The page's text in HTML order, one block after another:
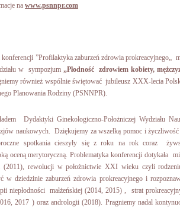
na www.psnnpr.com
”Profilaktyka zaburzeń zdrowia prokreacyjnego„
w sympozjum „Płodność zdrowiem kobiety,
również wspólnie świętować jubileusz XXX-lecia
Planowania Rodziny (PSNNPR).
Dydaktyki Ginekologiczno-Położniczej Wydziału
naukowych. Dziękujemy za wszelką pomoc i życzliwość
spotkania cieszyły się z roku na rok coraz
oceną merytoryczną. Problematyka konferencji dotykała
(2011), rewolucji w położnictwie XXI wieku czyli
dziedzinie zaburzeń zdrowia prokreacyjnego i
niepłodności małżeńskiej (2014, 2015) , strat
2017 ) oraz andrologii (2018). Pragniemy nadal